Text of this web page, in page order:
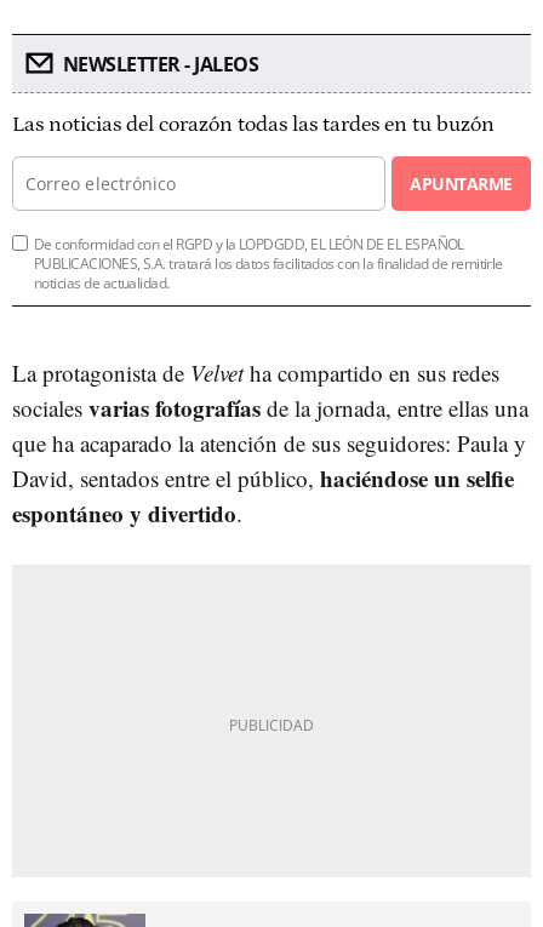
NEWSLETTER - JALEOS
Las noticias del corazón todas las tardes en tu buzón
APUNTARME
De conformidad con el RGPD y la LOPDGDD, EL LEÓN DE EL ESPAÑOL
PUBLICACIONES, S.A. tratará los datos facilitados con la finalidad de remitirle
noticias de actualidad.
La protagonista de Velvetha compartido en sus redes
sociales varias fotografías de la jornada, entre ellas una
que ha acaparado la atención de sus seguidores: Paula y
David, sentados entre el público, haciéndose un selfie
espontáneo y divertido.